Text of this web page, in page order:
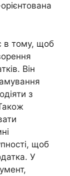
в тому, щоб
Він
з
щоб
У